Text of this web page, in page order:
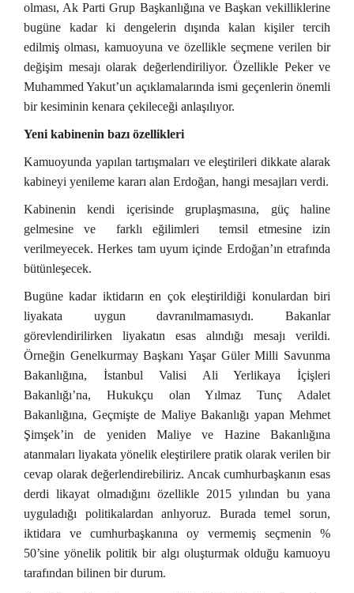
olması, Ak Parti Grup Başkanlığına ve Başkan vekilliklerine
bugüne kadar ki dengelerin dışında kalan kişiler tercih
edilmiş olması, kamuoyuna ve özellikle seçmene verilen bir
değişim mesajı olarak değerlendiriliyor. Özellikle Peker ve
Muhammed Yakut’un açıklamalarında ismi geçenlerin önemli
bir kesiminin kenara çekileceği anlaşılıyor.
Yeni kabinenin bazı özellikleri
Kamuoyunda yapılan tartışmaları ve eleştirileri dikkate alarak
kabineyi yenileme kararı alan Erdoğan, hangi mesajları verdi.
Kabinenin kendi içerisinde gruplaşmasına, güç haline
gelmesine ve farklı eğilimleri temsil etmesine izin
verilmeyecek. Herkes tam uyum içinde Erdoğan’ın etrafında
bütünleşecek.
Bugüne kadar iktidarın en çok eleştirildiği konulardan biri
liyakata uygun davranılmamasıydı. Bakanlar
görevlendirilirken liyakatın esas alındığı mesajı verildi.
Örneğin Genelkurmay Başkanı Yaşar Güler Milli Savunma
Bakanlığına, İstanbul Valisi Ali Yerlikaya İçişleri
Bakanlığı’na, Hukukçu olan Yılmaz Tunç Adalet
Bakanlığına, Geçmişte de Maliye Bakanlığı yapan Mehmet
Şimşek’in de yeniden Maliye ve Hazine Bakanlığına
atanmaları liyakata yönelik eleştirilere pratik olarak verilen bir
cevap olarak değerlendirebiliriz. Ancak cumhurbaşkanın esas
derdi likayat olmadığını özellikle 2015 yılından bu yana
uyguladığı politikalardan anlıyoruz. Burada temel sorun,
iktidara ve cumhurbaşkanına oy vermemiş seçmenin %
50’sine yönelik politik bir algı oluşturmak olduğu kamuoyu
tarafından bilinen bir durum.